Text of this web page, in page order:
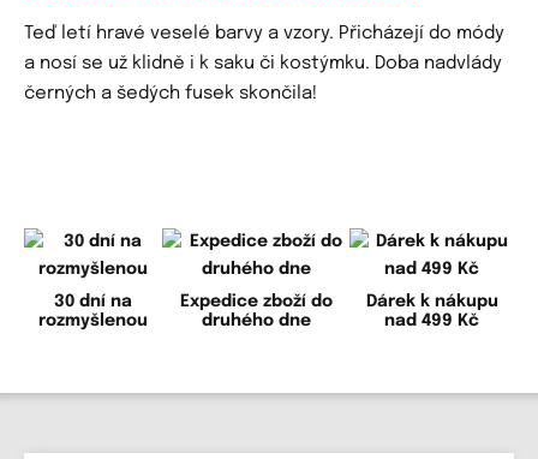
Teď letí hravé veselé barvy a vzory. Přicházejí do módy
a nosí se už klidně i k saku či kostýmku. Doba nadvlády
černých a šedých fusek skončila!
30 dní na
rozmyšlenou
Expedice zboží do
druhého dne
Dárek k nákupu
nad 499 Kč